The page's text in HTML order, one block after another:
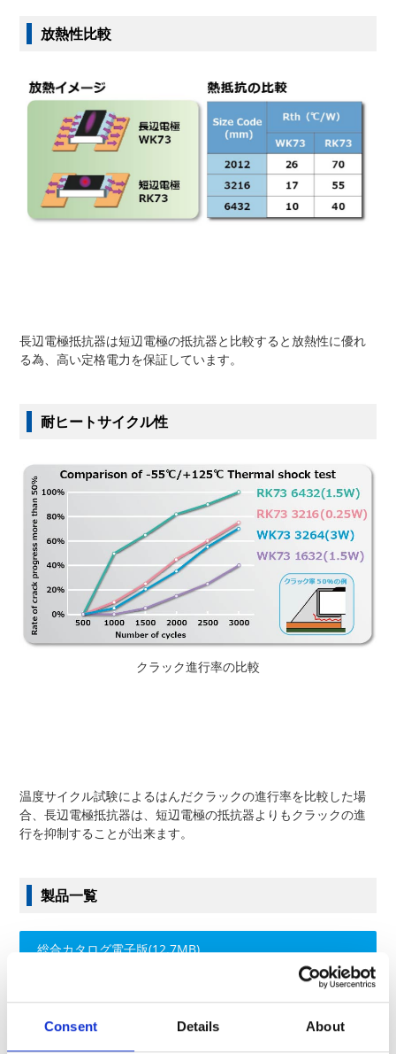
Consent Details About
放熱性比較
長辺電極抵抗器は短辺電極の抵抗器と比較すると放熱性に優れ
る為、高い定格電力を保証しています。
耐ヒートサイクル性
クラック進行率の比較
温度サイクル試験によるはんだクラックの進行率を比較した場
合、長辺電極抵抗器は、短辺電極の抵抗器よりもクラックの進
行を抑制することが出来ます。
製品一覧
総合カタログ電子版(12.7MB)
をクリックすると、下
3Dモデルデータ／等価回路
／温度上昇
ワンパルス限
界電力